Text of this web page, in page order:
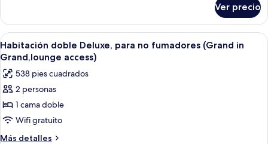
(Grand
in
Grand,lounge
access)
doble,
para
no
fumadores
in
Grand,lounge
access)
Ver precio
Abrir
todas
las
fotos
de
Habitación
doble
Deluxe,
Una habitación de hotel con una
6
Habitación doble Deluxe, para no fumadores (Grand in
Grand,lounge access)
538 pies cuadrados
2 personas
1 cama doble
Wifi gratuito
Más detalles
Más